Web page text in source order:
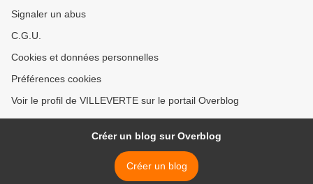
Signaler un abus
C.G.U.
Cookies et données personnelles
Préférences cookies
Voir le profil de VILLEVERTE sur le portail Overblog
Créer un blog sur Overblog
Créer un blog